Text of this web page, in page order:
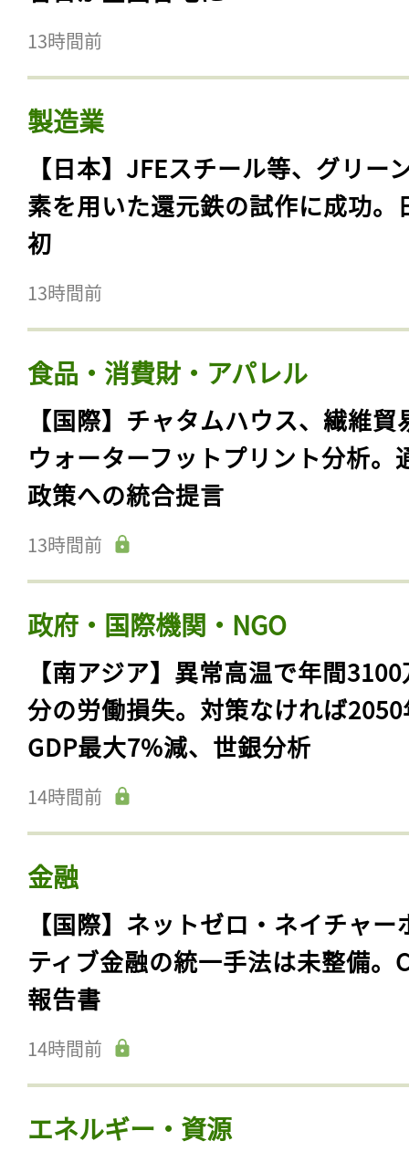
13時間前
製造業
【日本】JFEスチール等、グリー
素を用いた還元鉄の試作に成功。
初
13時間前
食品・消費財・アパレル
【国際】チャタムハウス、繊維貿
ウォーターフットプリント分析。
政策への統合提言
13時間前
政府・国際機関・NGO
【南アジア】異常高温で年間
分の労働損失。対策なければ
GDP最大7%減、世銀分析
14時間前
金融
【国際】ネットゼロ・ネイチャー
ティブ金融の統一手法は未整備。
報告書
14時間前
エネルギー・資源